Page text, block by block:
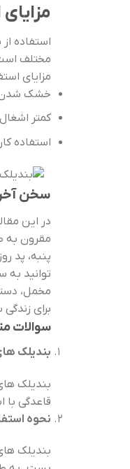
استفاده
مختلف
مزایای
خشک شدن
کمتر
استفاده
سخن آخر
در این
مقرون به
پنبه، پد
توانید به
مخمل،
برای
سوالات
بندیلک
بندیلک
قاعدگی با
نحوه